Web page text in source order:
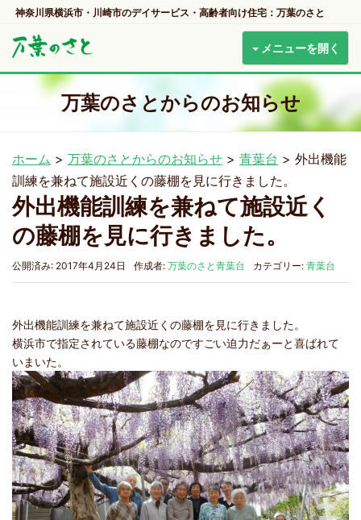
神奈川県横浜市・川崎市のデイサービス・高齢者向け住宅：万葉のさと
メニューを開く
万葉のさとからのお知らせ
ホーム > 万葉のさとからのお知らせ > 青葉台 > 外出機能
訓練を兼ねて施設近くの藤棚を見に行きました。
外出機能訓練を兼ねて施設近く
の藤棚を見に行きました。
公開済み: 2017年4月24日 作成者: 万葉のさと青葉台 カテゴリー: 青葉台
外出機能訓練を兼ねて施設近くの藤棚を見に行きました。
横浜市で指定されている藤棚なのですごい迫力だぁーと喜ばれて
いまいた。